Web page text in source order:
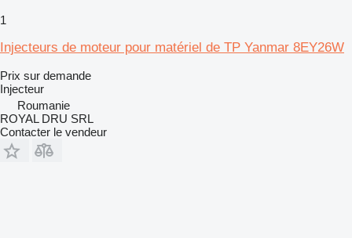
1
Injecteurs de moteur pour matériel de TP Yanmar 8EY26W
Prix sur demande
Injecteur
Roumanie
ROYAL DRU SRL
Contacter le vendeur